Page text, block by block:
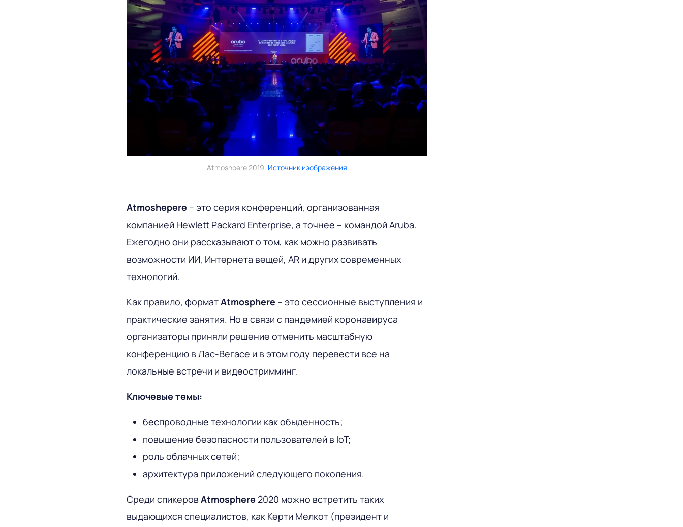
Atmoshpere 2019. Источник изображения
Atmoshepere – это серия конференций, организованная
компанией Hewlett Packard Enterprise, а точнее – командой Aruba.
Ежегодно они рассказывают о том, как можно развивать
возможности ИИ, Интернета вещей, AR и других современных
технологий.
Как правило, форматAtmosphere – это сессионные выступления и
практические занятия. Но в связи с пандемией коронавируса
организаторы приняли решение отменить масштабную
конференцию в Лас-Вегасе и в этом году перевести все на
локальные встречи и видеостримминг.
Ключевые темы:
беспроводные технологии как обыденность;
повышение безопасности пользователей в IoT;
роль облачных сетей;
архитектура приложений следующего поколения.
Среди спикеров Atmosphere 2020 можно встретить таких
выдающихся специалистов, как Керти Мелкот (президент и